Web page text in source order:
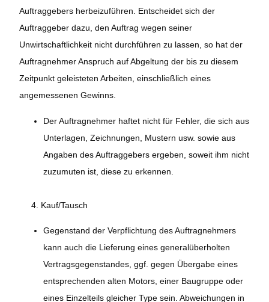
Auftraggebers herbeizuführen. Entscheidet sich der
Auftraggeber dazu, den Auftrag wegen seiner
Unwirtschaftlichkeit nicht durchführen zu lassen, so hat der
Auftragnehmer Anspruch auf Abgeltung der bis zu diesem
Zeitpunkt geleisteten Arbeiten, einschließlich eines
angemessenen Gewinns.
Der Auftragnehmer haftet nicht für Fehler, die sich aus
Unterlagen, Zeichnungen, Mustern usw. sowie aus
Angaben des Auftraggebers ergeben, soweit ihm nicht
zuzumuten ist, diese zu erkennen.
4. Kauf/Tausch
Gegenstand der Verpflichtung des Auftragnehmers
kann auch die Lieferung eines generalüberholten
Vertragsgegenstandes, ggf. gegen Übergabe eines
entsprechenden alten Motors, einer Baugruppe oder
eines Einzelteils gleicher Type sein. Abweichungen in